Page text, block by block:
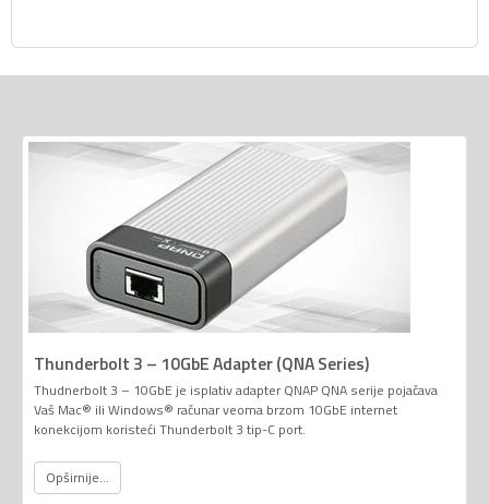
Thunderbolt 3 – 10GbE Adapter (QNA Series)
Thudnerbolt 3 – 10GbE je isplativ adapter QNAP QNA serije pojačava
Vaš Mac® ili Windows® računar veoma brzom 10GbE internet
konekcijom koristeći Thunderbolt 3 tip-C port.
Opširnije...